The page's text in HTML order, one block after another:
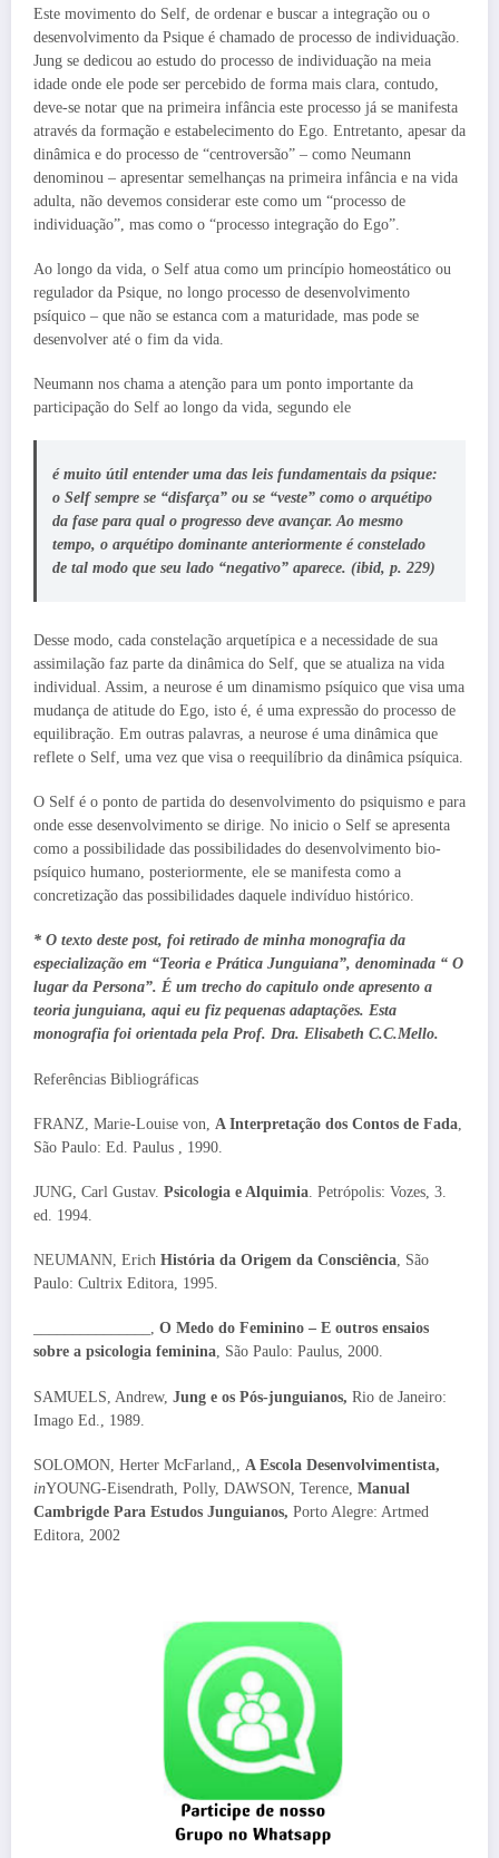
Este movimento do Self, de ordenar e buscar a integração ou o
desenvolvimento da Psique é chamado de processo de individuação.
Jung se dedicou ao estudo do processo de individuação na meia
idade onde ele pode ser percebido de forma mais clara, contudo,
deve-se notar que na primeira infância este processo já se manifesta
através da formação e estabelecimento do Ego. Entretanto, apesar da
dinâmica e do processo de “centroversão” – como Neumann
denominou – apresentar semelhanças na primeira infância e na vida
adulta, não devemos considerar este como um “processo de
individuação”, mas como o “processo integração do Ego”.
Ao longo da vida, o Self atua como um princípio homeostático ou
regulador da Psique, no longo processo de desenvolvimento
psíquico – que não se estanca com a maturidade, mas pode se
desenvolver até o fim da vida.
Neumann nos chama a atenção para um ponto importante da
participação do Self ao longo da vida, segundo ele
é muito útil entender uma das leis fundamentais da psique:
o Self sempre se “disfarça” ou se “veste” como o arquétipo
da fase para qual o progresso deve avançar. Ao mesmo
tempo, o arquétipo dominante anteriormente é constelado
de tal modo que seu lado “negativo” aparece. (ibid, p. 229)
Desse modo, cada constelação arquetípica e a necessidade de sua
assimilação faz parte da dinâmica do Self, que se atualiza na vida
individual. Assim, a neurose é um dinamismo psíquico que visa uma
mudança de atitude do Ego, isto é, é uma expressão do processo de
equilibração. Em outras palavras, a neurose é uma dinâmica que
reflete o Self, uma vez que visa o reequilíbrio da dinâmica psíquica.
O Self é o ponto de partida do desenvolvimento do psiquismo e para
onde esse desenvolvimento se dirige. No inicio o Self se apresenta
como a possibilidade das possibilidades do desenvolvimento bio-
psíquico humano, posteriormente, ele se manifesta como a
concretização das possibilidades daquele indivíduo histórico.
* O texto deste post, foi retirado de minha monografia da
especialização em “Teoria e Prática Junguiana”, denominada “ O
lugar da Persona”. É um trecho do capitulo onde apresento a
teoria junguiana, aqui eu fiz pequenas adaptações. Esta
monografia foi orientada pela Prof. Dra. Elisabeth C.C.Mello.
Referências Bibliográficas
FRANZ, Marie-Louise von, A Interpretação dos Contos de Fada
São Paulo: Ed. Paulus , 1990.
JUNG, Carl Gustav. Psicologia e Alquimia . Petrópolis: Vozes, 3.
ed. 1994.
NEUMANN, Erich História da Origem da Consciência, São
Paulo: Cultrix Editora, 1995.
_______________, O Medo do Feminino – E outros ensaios
sobre a psicologia feminina, São Paulo: Paulus, 2000.
SAMUELS, Andrew, Jung e os Pós-junguianos, Rio de Janeiro:
Imago Ed., 1989.
SOLOMON, Herter McFarland,, A Escola Desenvolvimentista,
inYOUNG-Eisendrath, Polly, DAWSON, Terence, Manual
Cambrigde Para Estudos Junguianos, Porto Alegre: Artmed
Editora, 2002